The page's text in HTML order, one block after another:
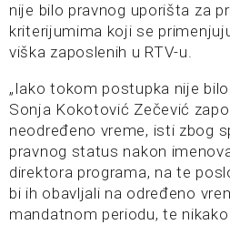
nije bilo pravnog uporišta za
kriterijumima koji se
viška zaposlenih u RTV-u.
„Iako tokom postupka nije
Sonja Kokotović Zečević
neodređeno vreme, isti zbog
pravnog status nakon
direktora programa, na te
bi ih obavljali na određeno
mandatnom periodu, te